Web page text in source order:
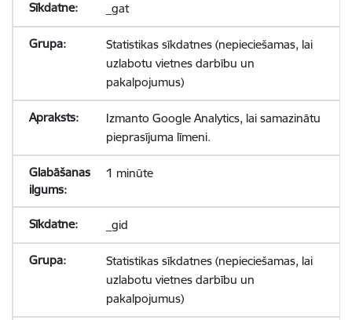
_gat
Statistikas sīkdatnes (nepieciešamas, lai
uzlabotu vietnes darbību un
pakalpojumus)
Izmanto Google Analytics, lai samazinātu
pieprasījuma līmeni.
1 minūte
_gid
Statistikas sīkdatnes (nepieciešamas, lai
uzlabotu vietnes darbību un
pakalpojumus)